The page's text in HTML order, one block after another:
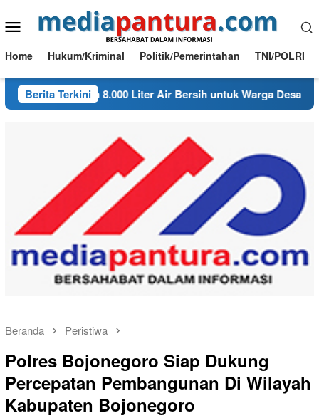
ke
Menu
Mobile
Home Hukum/Kriminal Politik/Pemerintahan TNI/POLRI
Berita Terkini
Salurkan 8.000 Liter Air Bersih untuk Warga Desa Bondol
Beranda Peristiwa
Polres Bojonegoro Siap Dukung
Percepatan Pembangunan Di Wilayah
Kabupaten Bojonegoro